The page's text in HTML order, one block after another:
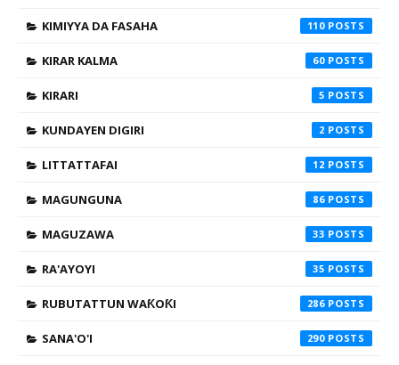
KIMIYYA DA FASAHA 110
KIRAR KALMA 60
KIRARI 5
KUNDAYEN DIGIRI 2
LITTATTAFAI 12
MAGUNGUNA 86
MAGUZAWA 33
RA'AYOYI 35
RUBUTATTUN WAƘOƘI 286
SANA'O'I 290